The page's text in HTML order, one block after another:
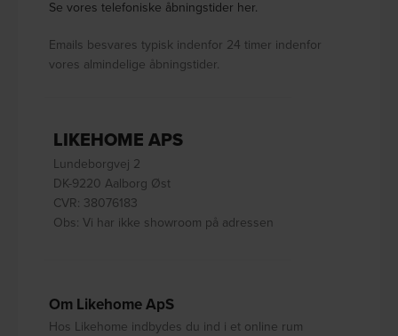
Se vores telefoniske åbningstider her.
Emails besvares typisk indenfor 24 timer indenfor
vores almindelige åbningstider.
LIKEHOME APS
Lundeborgvej 2
DK-9220 Aalborg Øst
CVR: 38076183
Obs: Vi har ikke showroom på adressen
Om Likehome ApS
Hos Likehome indbydes du ind i et online rum